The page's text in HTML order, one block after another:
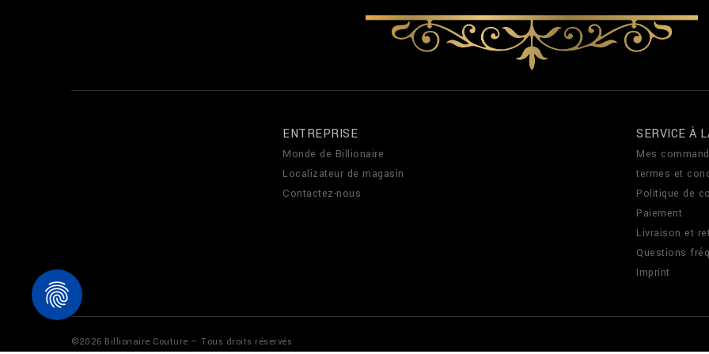
ENTREPRISE
Monde de Billionaire
Localizateur de magasin
Contactez-nous
SERVICE À
Mes
termes et
Politique de
Paiement
Livraison et
Questions
Imprint
©2026 Billionaire Couture — Tous droits réservés